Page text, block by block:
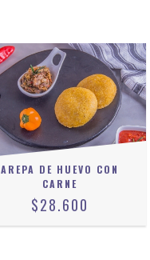
AREPA DE HUEVO CON
CARNE
$28.600